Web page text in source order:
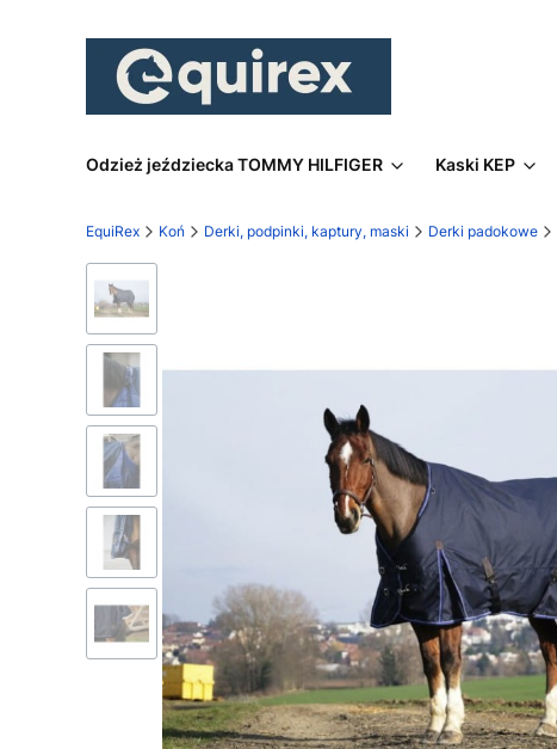
Odzież jeździecka TOMMY HILFIGER Kaski KEP
EquiRex Koń Derki, podpinki, kaptury, maski Derki padokowe